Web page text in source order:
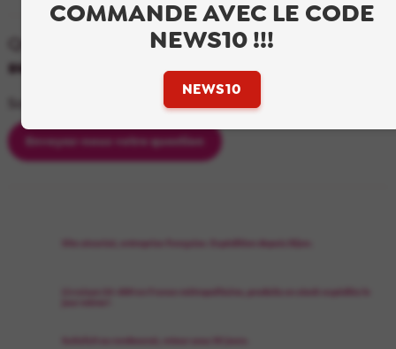
COMMANDE AVEC LE CODE
NEWS10 !!!
NEWS10
Questions fréquentes
sur ce produit
Soyez le premier à poser une question sur ce produit !
Envoyez-nous votre question